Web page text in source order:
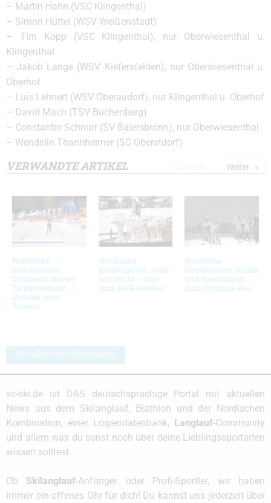
– Martin Hahn (VSC Klingenthal)
– Simon Hüttel (WSV Weißenstadt)
– Tim Kopp (VSC Klingenthal), nur Oberwiesenthal u.
Klingenthal
– Jakob Lange (WSV Kiefersfelden), nur Oberwiesenthal u.
Oberhof
– Luis Lehnert (WSV Oberaudorf), nur Klingenthal u. Oberhof
– David Mach (TSV Buchenberg)
– Constantin Schnurr (SV Baiersbronn), nur Oberwiesenthal
– Wendelin Thannheimer (SC Oberstdorf)
VERWANDTE ARTIKEL
Nordische
Kombination:
Schonach startet
Ticketverkauf,
Rydzek wird
Trainer
Nordische
Kombination: Jetzt
erst recht – hier
sind die Kalender
Nordische
Kombination: Kritik
und Reaktionen
zum Olympia-Aus
Weiter
Schreibe einen Kommentar
xc-ski.de ist DAS deutschsprachige Portal mit aktuellen
News aus dem Skilanglauf, Biathlon und der Nordischen
Kombination, einer Loipendatenbank, Langlauf-Community
und allem was du sonst noch über deine Lieblingssportarten
wissen solltest.
Ob Skilanglauf-Anfänger oder Profi-Sportler, wir haben
immer ein offenes Ohr für dich! Du kannst uns jederzeit über